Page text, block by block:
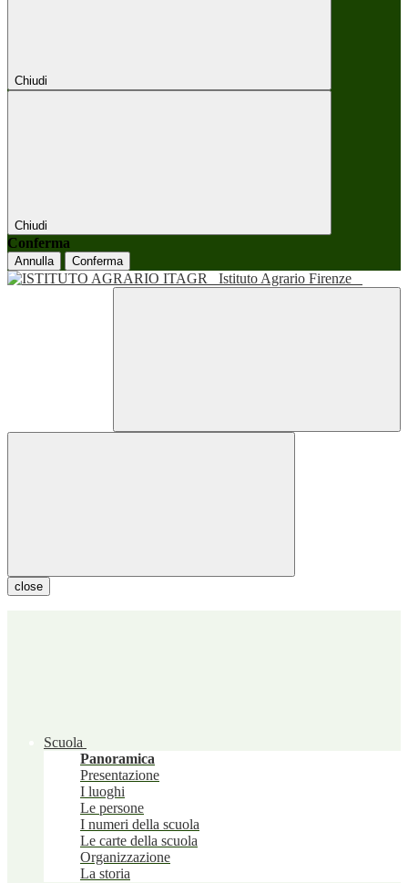
Chiudi
Chiudi
Conferma
Annulla Conferma
Istituto Agrario Firenze
close
Scuola
Panoramica
Presentazione
I luoghi
Le persone
I numeri della scuola
Le carte della scuola
Organizzazione
La storia